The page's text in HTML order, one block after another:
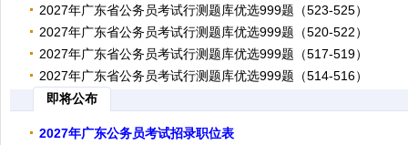
考试的你必看内容。为方便考生阅读
手机端行测直接刷题 行测选词填空优选题 1-3 公共科目笔试包括《行
能力测验》和《申论》两科，本次考试不指定复习用书，公共科目需要复
2027年广东省公务员考试行测题库优选999题（523-525）
手机端行测直接刷题 行测选词填空优选题 1-3 公共科目笔试包括《行
能力测验》和《申论》两科，本次考试不指定复习用书，公共科目需要复
的考生
2027年广东省公务员考试行测题库优选999题（520-522）
手机端行测直接刷题 行测选词填空优选题 1-3 公共科目笔试包括《行
能力测验》和《申论》两科，本次考试不指定复习用书，公共科目需要复
的考生
2027年广东省公务员考试行测题库优选999题（517-519）
手机端行测直接刷题 行测选词填空优选题 1-3 公共科目笔试包括《行
能力测验》和《申论》两科，本次考试不指定复习用书，公共科目需要复
的考生
2027年广东省公务员考试行测题库优选999题（514-516）
手机端行测直接刷题 行测选词填空优选题 1-3 公共科目笔试包括《
能力测验》和《申论》两科，本次考试不指定复习用书，公共科目需要复
即将公布
2027年广东公务员考试招录职位表